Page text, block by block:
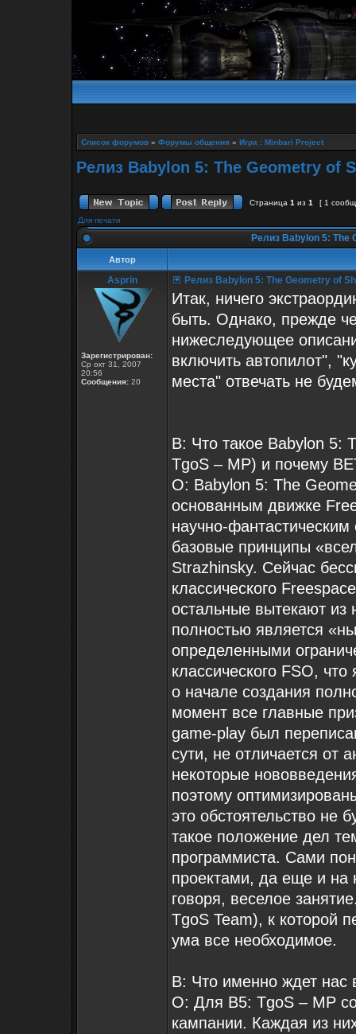
Список форумов » Форумы общения » Игра : Minbari Project
Релиз Babylon 5: The Geometry of
Страница 1 из 1
[ 1
Для печати
Релиз Babylon 5: The
Автор
Asprin
Зарегистрирован:
Ср окт 31, 2007
20:56
Сообщения: 20
Релиз Babylon 5: The Geometry of
Итак, ничего
быть. Однако, прежде
нижеследующее
включить автопилот",
места" отвечать не
В: Что такое Babylon 5:
TgoS – MP) и почему
О: Babylon 5: The
основанным движке
научно-
базовые принципы
Strazhinsky. Сейчас
классического
остальные вытекают из
полностью является
определенными
классического FSO,
о начале создания
момент все главные
game-play был
сути, не отличается от
некоторые
поэтому
это обстоятельство не
такое положение дел
программиста. Сами
проектами, да еще и на
говоря, веселое
TgoS Team), к которой
ума все необходимое.
В: Что именно ждет нас
О: Для B5: TgoS – MP
кампании. Каждая из